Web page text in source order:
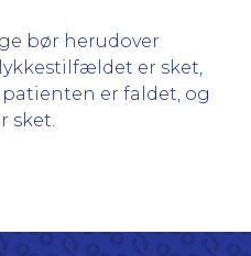
bør herudover
er sket,
er faldet, og
sket.